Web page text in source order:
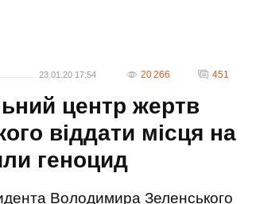
23.01.20 17:54 20 266 451
центр жертв
віддати місця на
геноцид
Володимира Зеленського